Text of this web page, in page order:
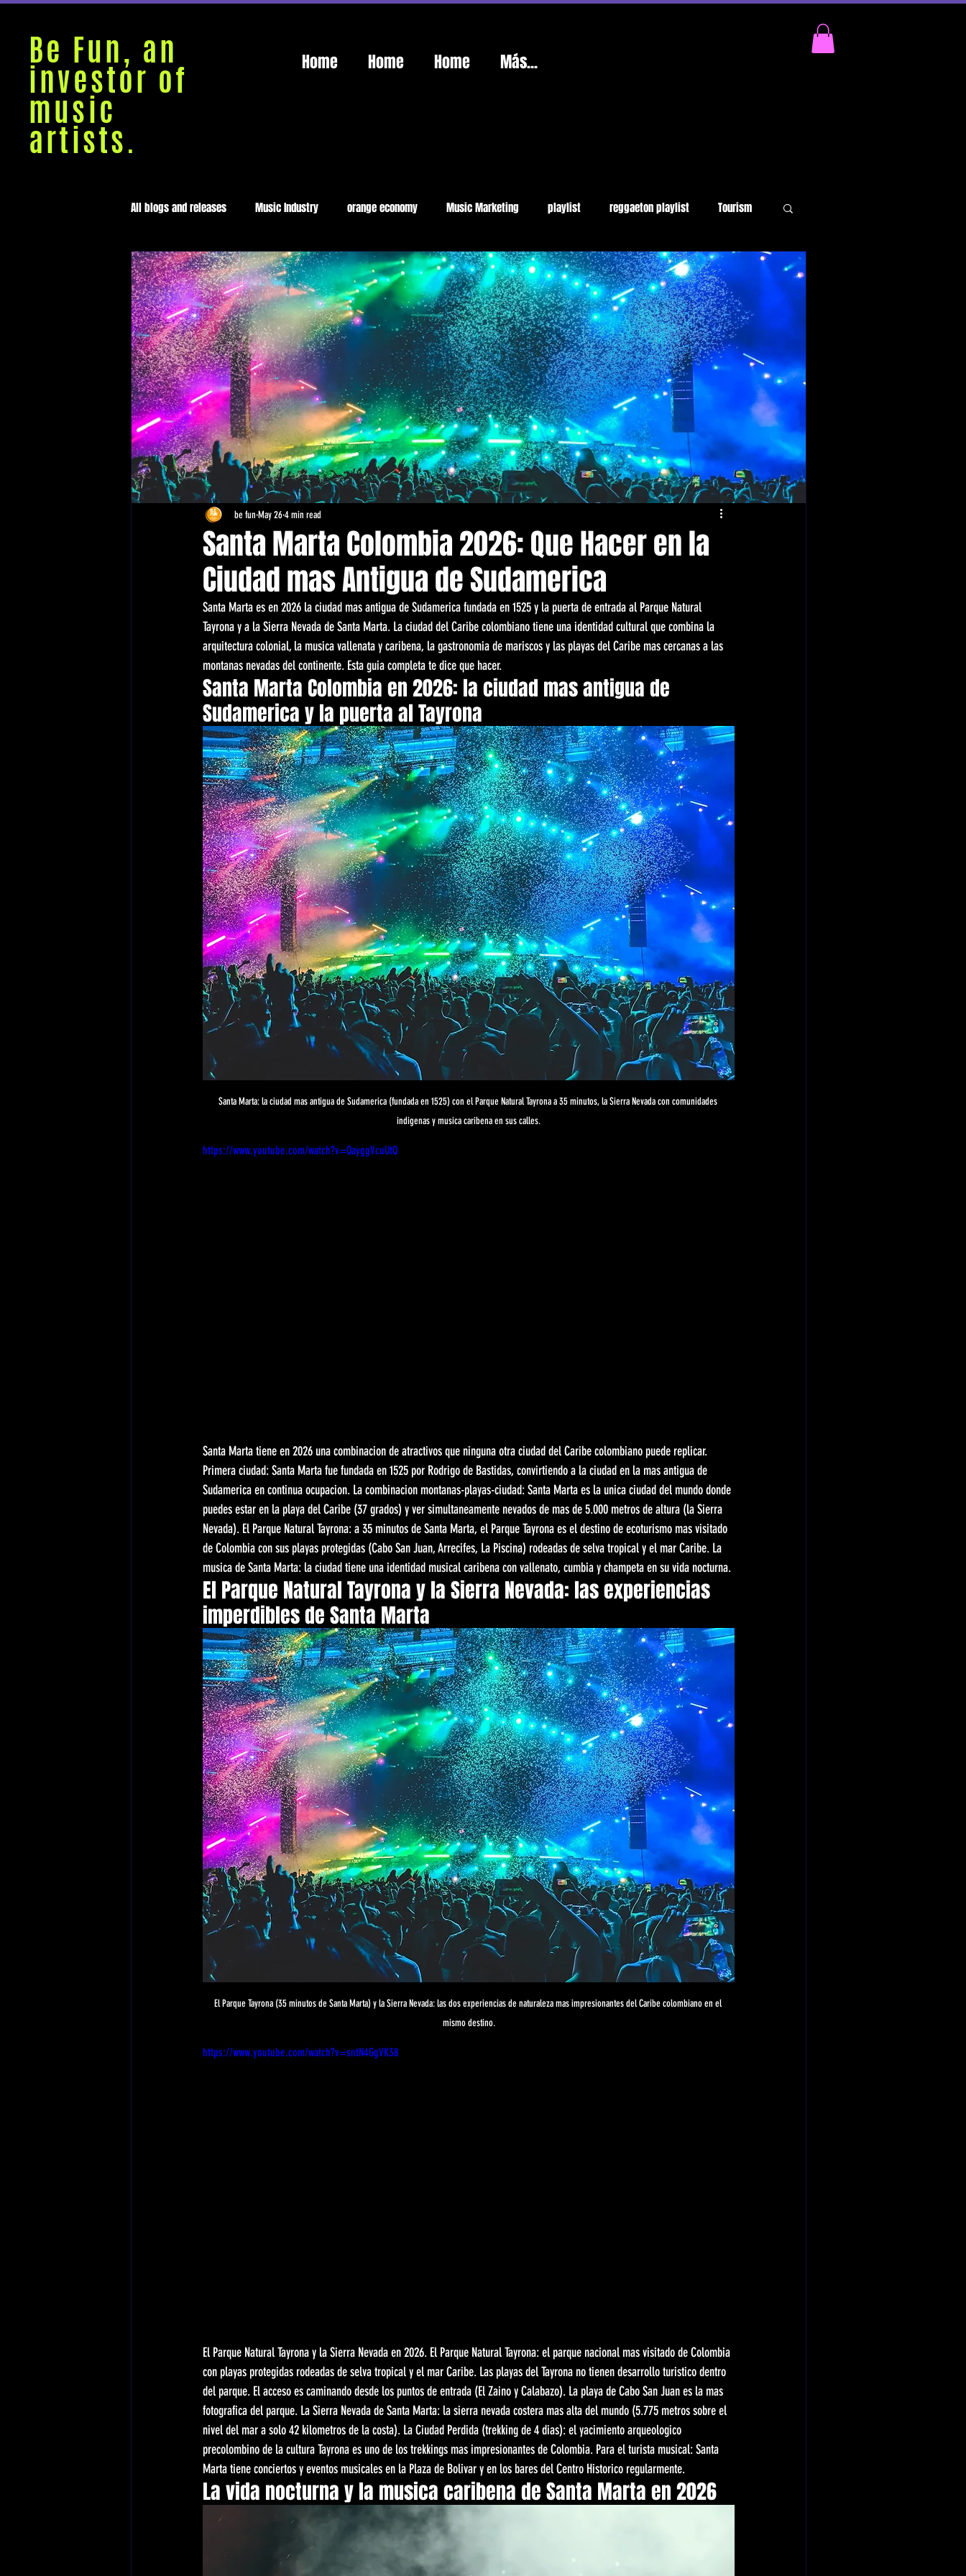
Be Fun, an
investor of
music
artists.
Home Home Home Más...
All blogs and releases Music Industry orange economy Music Marketing playlist reggaeton playlist Tourism
Medellín
Santa Marta Colombia 2026: Que Hacer en la
Ciudad mas Antigua de Sudamerica
be fun May 264 min read
Santa Marta es en 2026 la ciudad mas antigua de Sudamerica fundada en 1525 y la puerta de entrada al Parque Natural
Tayrona y a la Sierra Nevada de Santa Marta. La ciudad del Caribe colombiano tiene una identidad cultural que combina la
arquitectura colonial, la musica vallenata y caribena, la gastronomia de mariscos y las playas del Caribe mas cercanas a las
montanas nevadas del continente. Esta guia completa te dice que hacer.
Santa Marta Colombia en 2026: la ciudad mas antigua de
Sudamerica y la puerta al Tayrona
Santa Marta: la ciudad mas antigua de Sudamerica (fundada en 1525) con el Parque Natural Tayrona a 35 minutos, la Sierra Nevada con comunidades
indigenas y musica caribena en sus calles.
https://www.youtube.com/watch?v=QayggVcuUtQ
Santa Marta tiene en 2026 una combinacion de atractivos que ninguna otra ciudad del Caribe colombiano puede replicar.
Primera ciudad: Santa Marta fue fundada en 1525 por Rodrigo de Bastidas, convirtiendo a la ciudad en la mas antigua de
Sudamerica en continua ocupacion. La combinacion montanas-playas-ciudad: Santa Marta es la unica ciudad del mundo donde
puedes estar en la playa del Caribe (37 grados) y ver simultaneamente nevados de mas de 5.000 metros de altura (la Sierra
Nevada). El Parque Natural Tayrona: a 35 minutos de Santa Marta, el Parque Tayrona es el destino de ecoturismo mas visitado
de Colombia con sus playas protegidas (Cabo San Juan, Arrecifes, La Piscina) rodeadas de selva tropical y el mar Caribe. La
musica de Santa Marta: la ciudad tiene una identidad musical caribena con vallenato, cumbia y champeta en su vida nocturna.
El Parque Natural Tayrona y la Sierra Nevada: las experiencias
imperdibles de Santa Marta
El Parque Tayrona (35 minutos de Santa Marta) y la Sierra Nevada: las dos experiencias de naturaleza mas impresionantes del Caribe colombiano en el
mismo destino.
https://www.youtube.com/watch?v=sntN4GgVK38
El Parque Natural Tayrona y la Sierra Nevada en 2026. El Parque Natural Tayrona: el parque nacional mas visitado de Colombia
con playas protegidas rodeadas de selva tropical y el mar Caribe. Las playas del Tayrona no tienen desarrollo turistico dentro
del parque. El acceso es caminando desde los puntos de entrada (El Zaino y Calabazo). La playa de Cabo San Juan es la mas
fotografica del parque. La Sierra Nevada de Santa Marta: la sierra nevada costera mas alta del mundo (5.775 metros sobre el
nivel del mar a solo 42 kilometros de la costa). La Ciudad Perdida (trekking de 4 dias): el yacimiento arqueologico
precolombino de la cultura Tayrona es uno de los trekkings mas impresionantes de Colombia. Para el turista musical: Santa
Marta tiene conciertos y eventos musicales en la Plaza de Bolivar y en los bares del Centro Historico regularmente.
La vida nocturna y la musica caribena de Santa Marta en 2026